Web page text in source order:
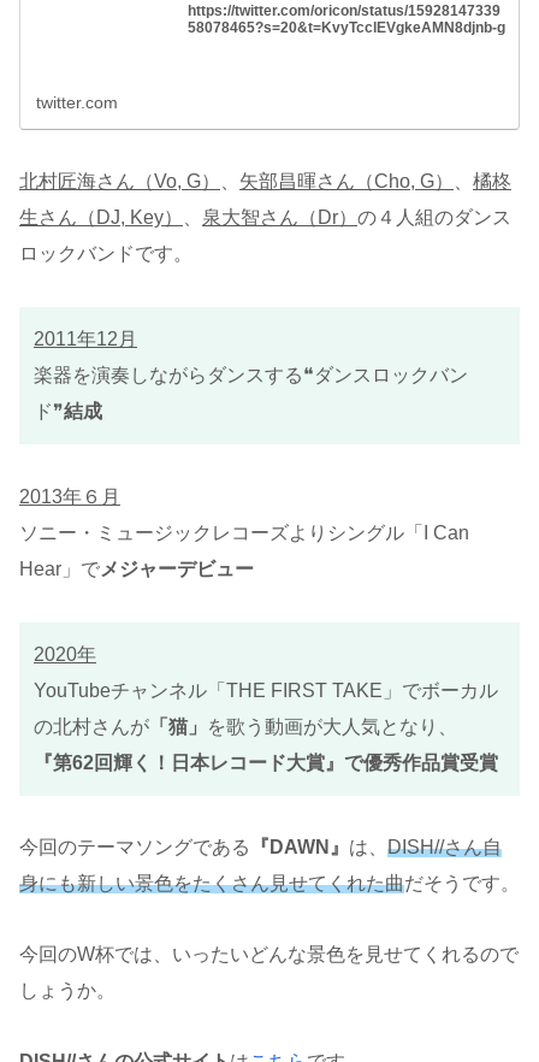
https://twitter.com/oricon/status/15928147339
58078465?s=20&t=KvyTcclEVgkeAMN8djnb-g
twitter.com
北村匠海さん（Vo, G） 矢部昌暉さん（Cho, G）
橘柊
生さん（DJ, Key）
泉大智さん（Dr） の４人組のダンス
ロックバンドです。
2011年12月
楽器を演奏しながらダンスする❝ダンスロックバン
ド❞結成
2013年６月
ソニー・ミュージックレコーズよりシングル「I Can
Hear」でメジャーデビュー
2020年
YouTubeチャンネル「THE FIRST TAKE」でボーカル
の北村さんが 「猫」
を歌う動画が大人気となり、
『第62回輝く！日本レコード大賞』で優秀作品賞受賞
今回のテーマソングである 『DAWN』 は、 DISH//さん自
身にも新しい景色をたくさん見せてくれた曲だそうです。
今回のW杯では、いったいどんな景色を見せてくれるので
しょうか。